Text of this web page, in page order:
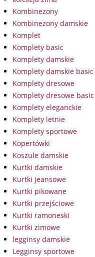
Kombinezony
Kombinezony damskie
Komplet
Komplety basic
Komplety damskie
Komplety damskie basic
Komplety dresowe
Komplety dresowe basic
Komplety eleganckie
Komplety letnie
Komplety sportowe
Kopertówki
Koszule damskie
Kurtki damskie
Kurtki jeansowe
Kurtki pikowane
Kurtki przejściowe
Kurtki ramoneski
Kurtki zimowe
legginsy damskie
Legginsy sportowe